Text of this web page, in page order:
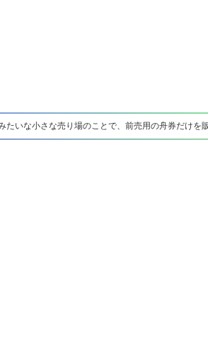
たいな小さな売り場のことで、前売用の舟券だけを